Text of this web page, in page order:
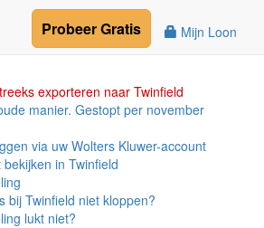
Mijn Loon
ProbeerGratis
exporteren naar Twinfield
manier. Gestopt per november
via uw Wolters Kluwer-account
in Twinfield
bij Twinfield niet kloppen?
lukt niet?